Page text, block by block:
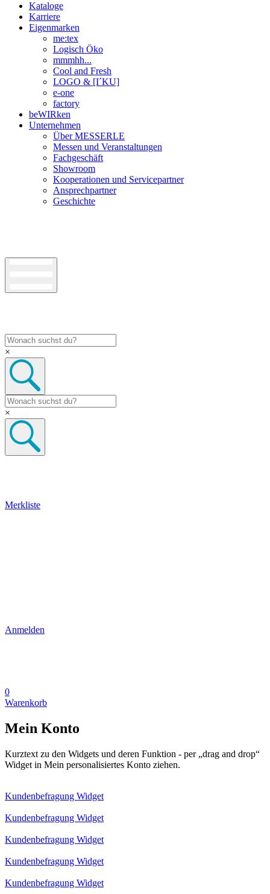
Kataloge
Karriere
Eigenmarken
me:tex
Logisch Öko
mmmhh...
Cool and Fresh
LOGO & [I´KU]
e-one
factory
beWIRken
Unternehmen
Über MESSERLE
Messen und Veranstaltungen
Fachgeschäft
Showroom
Kooperationen und Servicepartner
Ansprechpartner
Geschichte
×
×
Merkliste
Anmelden
0
Warenkorb
Mein Konto
Kurztext zu den Widgets und deren Funktion - per „drag and drop“
Widget in Mein personalisiertes Konto ziehen.
Kundenbefragung Widget
Kundenbefragung Widget
Kundenbefragung Widget
Kundenbefragung Widget
Kundenbefragung Widget